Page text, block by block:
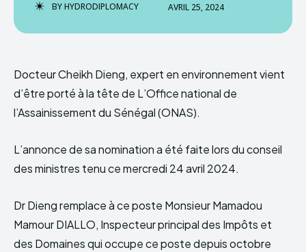
BYHYDRODIPLOMACY AVRIL 25, 2024
Docteur Cheikh Dieng, expert en environnement vient
d’être porté à la tête de L’Office national de
l’Assainissement du Sénégal (ONAS).
L’annonce de sa nomination a été faite lors du conseil
des ministres tenu ce mercredi 24 avril 2024.
Dr Dieng remplace à ce poste Monsieur Mamadou
Mamour DIALLO, Inspecteur principal des Impôts et
des Domaines qui occupe ce poste depuis octobre